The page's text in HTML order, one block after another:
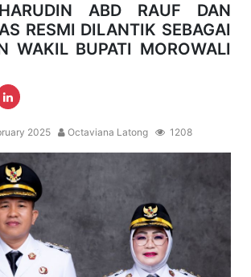
ABD RAUF DAN
RESMI DILANTIK SEBAGAI
WAKIL BUPATI MOROWALI
2025 Octaviana Latong 1208